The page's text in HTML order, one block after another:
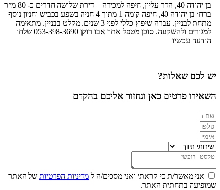
בן יהודה 40, הדר עליון, חיפה למכירה – דירת שלושה חדרים כ- 80 מ״ר
ברח׳ בן יהודה 40, חיפה קומה 1 מתוך 4 חניה בשפע בכביש וחניון נוסף
מתחת לבניין. עברה שיפוץ כללי לפני 3 שנים. מקלט בבניין. מתאימה
למגורים ולהשקעה. סוכן מטפל אתר אבו רוקן 053-398-3690 שלחו
הודעה עכשיו
יש לכם שאלות?
השאירו פרטים כאן ונחזור אליכם בהקדם
אני מאשר/ת כי קראתי ואני מסכים/ה ל מדיניות הפרטיות של האתר
שמופיעה בתחתית האתר.